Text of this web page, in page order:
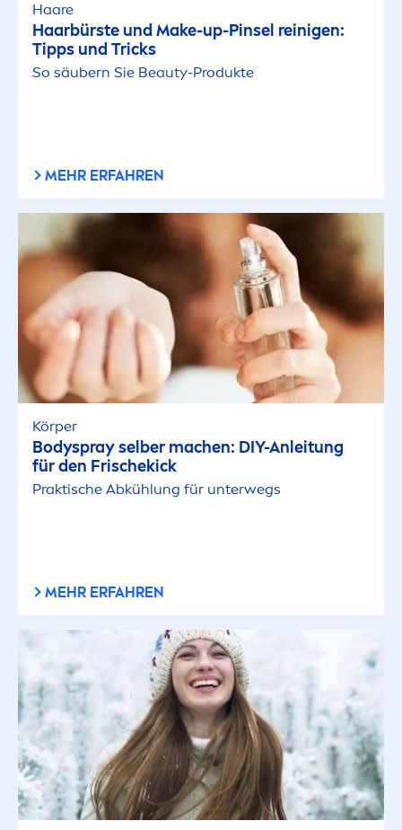
Haare
Haarbürste und Make-up-Pinsel reinigen:
Tipps und Tricks
So säubern Sie Beauty-Produkte
MEHR ERFAHREN
Körper
Bodyspray selber machen: DIY-Anleitung
für den Frischekick
Praktische Abkühlung für unterwegs
MEHR ERFAHREN